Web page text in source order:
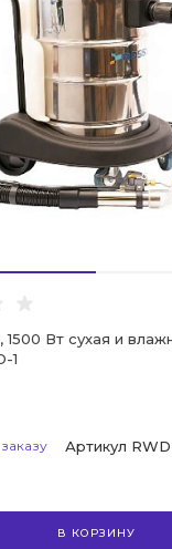
Вт сухая и
1
Артикул
В КОРЗИНУ